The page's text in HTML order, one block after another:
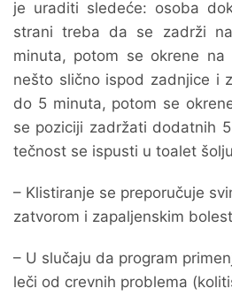
je uraditi sledeće: osoba
strani treba da se zadrži
minuta, potom se okrene
nešto slično ispod zadnjice i
do 5 minuta, potom se
se poziciji zadržati dodatnih
tečnost se ispusti u toalet
– Klistiranje se preporučuje
zatvorom i zapaljenskim
– U slučaju da program
leči od crevnih problema